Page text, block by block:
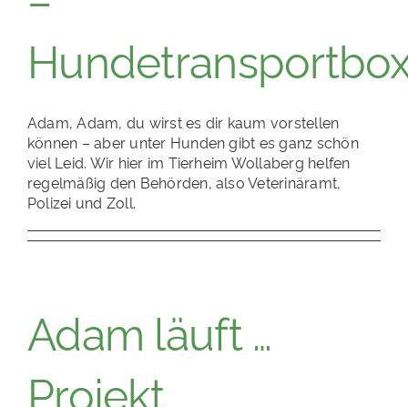
Adam, Adam, du wirst es dir kaum vorstellen
können – aber unter Hunden gibt es ganz schön
viel Leid. Wir hier im Tierheim Wollaberg helfen
regelmäßig den Behörden, also Veterinäramt,
Polizei und Zoll.
Adam läuft …
Projekt